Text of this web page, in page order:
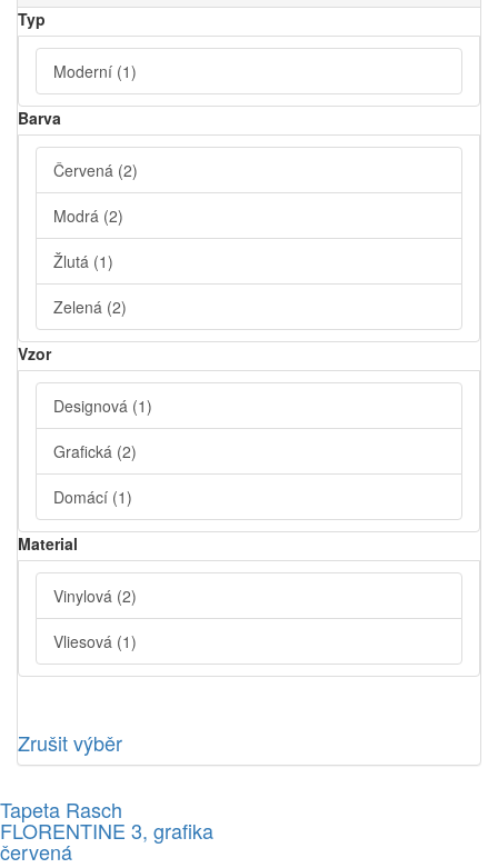
Typ
Moderní (1)
Barva
Červená (2)
Modrá (2)
Žlutá (1)
Zelená (2)
Vzor
Designová (1)
Grafická (2)
Domácí (1)
Material
Vinylová (2)
Vliesová (1)
Zrušit výběr
Tapeta Rasch
FLORENTINE 3, grafika
červená